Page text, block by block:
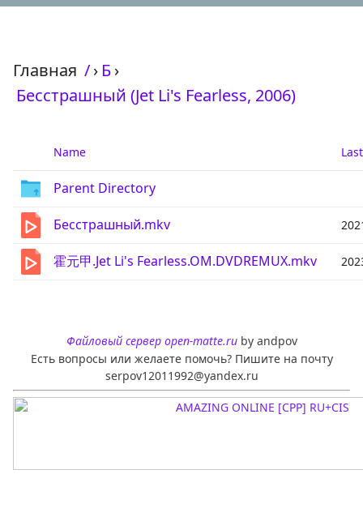
Главная /› Б›
Бесстрашный (Jet Li's Fearless, 2006)
Name
Parent Directory
Бесстрашный.mkv
霍元甲.Jet Li's Fearless.OM.DVDREMUX.mkv
Файловый сервер open-matte.ruby andpov
Есть вопросы или желаете помочь? Пишите на почту
serpov12011992@yandex.ru